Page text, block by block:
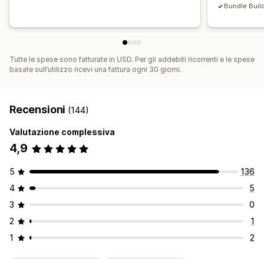
Bundle
Tutte le spese sono fatturate in USD. Per gli addebiti ricorrenti e le spese
basate sull’utilizzo ricevi una fattura ogni 30 giorni.
Recensioni (144)
Valutazione complessiva
4,9
5
136
4
5
3
0
2
1
1
2